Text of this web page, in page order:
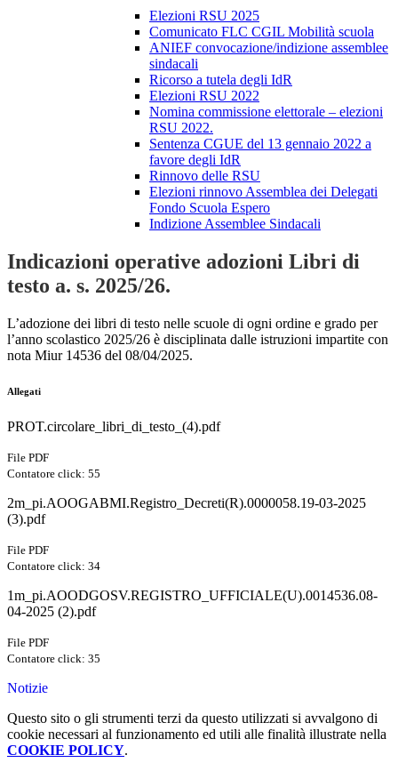
Elezioni RSU 2025
Comunicato FLC CGIL Mobilità scuola
ANIEF convocazione/indizione assemblee
sindacali
Ricorso a tutela degli IdR
Elezioni RSU 2022
Nomina commissione elettorale – elezioni
RSU 2022.
Sentenza CGUE del 13 gennaio 2022 a
favore degli IdR
Rinnovo delle RSU
Elezioni rinnovo Assemblea dei Delegati
Fondo Scuola Espero
Indizione Assemblee Sindacali
Indicazioni operative adozioni Libri di
testo a. s. 2025/26.
L’adozione dei libri di testo nelle scuole di ogni ordine e grado per
l’anno scolastico 2025/26 è disciplinata dalle istruzioni impartite con
nota Miur 14536 del 08/04/2025.
Allegati
PROT.circolare_libri_di_testo_(4).pdf
File PDF
Contatore click: 55
2m_pi.AOOGABMI.Registro_Decreti(R).0000058.19-03-2025
(3).pdf
File PDF
Contatore click: 34
1m_pi.AOODGOSV.REGISTRO_UFFICIALE(U).0014536.08-
04-2025 (2).pdf
File PDF
Contatore click: 35
Notizie
Questo sito o gli strumenti terzi da questo utilizzati si avvalgono di
cookie necessari al funzionamento ed utili alle finalità illustrate nella
COOKIE POLICY.